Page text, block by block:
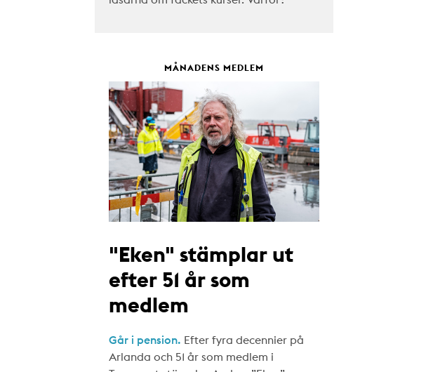
MÅNADENS MEDLEM
"Eken" stämplar ut
efter 51 år som
medlem
Går i pension. Efter fyra decennier på
Arlanda och 51 år som medlem i